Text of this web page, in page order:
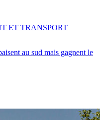
au sud mais gagnent le
ET TRANSPORT